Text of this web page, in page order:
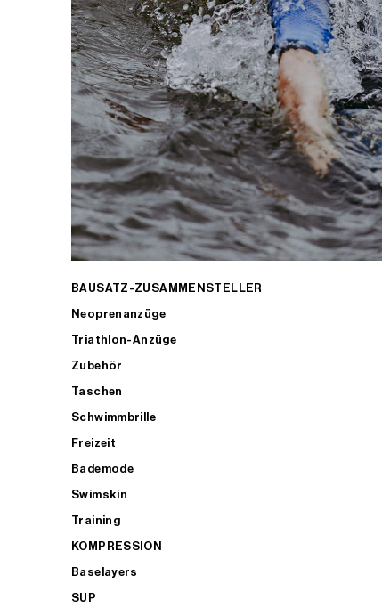
BAUSATZ-ZUSAMMENSTELLER
Neoprenanzüge
Triathlon-Anzüge
Zubehör
Taschen
Schwimmbrille
Freizeit
Bademode
Swimskin
Training
KOMPRESSION
Baselayers
SUP